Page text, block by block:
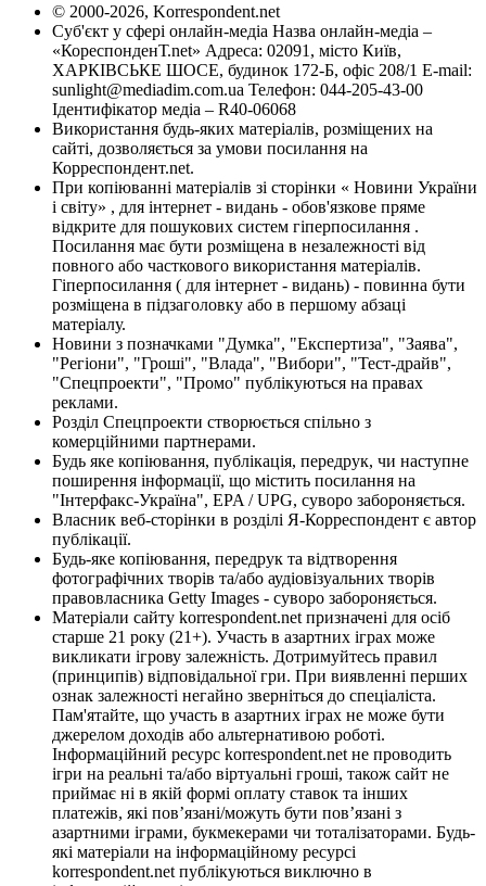
© 2000-2026, Korrespondent.net
Суб'єкт у сфері онлайн-медіа Назва онлайн-медіа –
«КореспонденТ.net» Адреса: 02091, місто Київ,
ХАРКІВСЬКЕ ШОСЕ, будинок 172-Б, офіс 208/1 E-mail:
sunlight@mediadim.com.ua Телефон: 044-205-43-00
Ідентифікатор медіа – R40-06068
Використання будь-яких матеріалів, розміщених на
сайті, дозволяється за умови посилання на
Корреспондент.net.
При копіюванні матеріалів зі сторінки « Новини України
і світу» , для інтернет - видань - обов'язкове пряме
відкрите для пошукових систем гіперпосилання .
Посилання має бути розміщена в незалежності від
повного або часткового використання матеріалів.
Гіперпосилання ( для інтернет - видань) - повинна бути
розміщена в підзаголовку або в першому абзаці
матеріалу.
Новини з позначками "Думка", "Експертиза", "Заява",
"Регіони", "Гроші", "Влада", "Вибори", "Тест-драйв",
"Спецпроекти", "Промо" публікуються на правах
реклами.
Розділ Спецпроекти створюється спільно з
комерційними партнерами.
Будь яке копіювання, публікація, передрук, чи наступне
поширення інформації, що містить посилання на
"Інтерфакс-Україна", EPA / UPG, суворо забороняється.
Власник веб-сторінки в розділі Я-Корреспондент є автор
публікації.
Будь-яке копіювання, передрук та відтворення
фотографічних творів та/або аудіовізуальних творів
правовласника Getty Images - суворо забороняється.
Матеріали сайту korrespondent.net призначені для осіб
старше 21 року (21+). Участь в азартних іграх може
викликати ігрову залежність. Дотримуйтесь правил
(принципів) відповідальної гри. При виявленні перших
ознак залежності негайно зверніться до спеціаліста.
Пам'ятайте, що участь в азартних іграх не може бути
джерелом доходів або альтернативою роботі.
Інформаційний ресурс korrespondent.net не проводить
ігри на реальні та/або віртуальні гроші, також сайт не
приймає ні в якій формі оплату ставок та інших
платежів, які пов’язані/можуть бути пов’язані з
азартними іграми, букмекерами чи тоталізаторами. Будь-
які матеріали на інформаційному ресурсі
korrespondent.net публікуються виключно в